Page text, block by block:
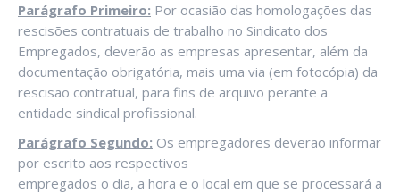
Parágrafo Primeiro: Por ocasião das homologações das
rescisões contratuais de trabalho no Sindicato dos
Empregados, deverão as empresas apresentar, além da
documentação obrigatória, mais uma via (em fotocópia) da
rescisão contratual, para fins de arquivo perante a
entidade sindical profissional.
Parágrafo Segundo: Os empregadores deverão informar
por escrito aos respectivos
empregados o dia, a hora e o local em que se processará a